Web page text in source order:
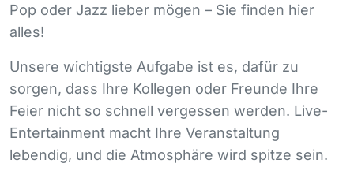
Pop oder Jazz lieber mögen – Sie finden hier
alles!
Unsere wichtigste Aufgabe ist es, dafür zu
sorgen, dass Ihre Kollegen oder Freunde Ihre
Feier nicht so schnell vergessen werden. Live-
Entertainment macht Ihre Veranstaltung
lebendig, und die Atmosphäre wird spitze sein.